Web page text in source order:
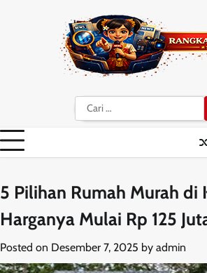
Cari
untuk:
5 Pilihan Rumah Murah di
Harganya Mulai Rp 125
Posted on Desember 7, 2025 by admin